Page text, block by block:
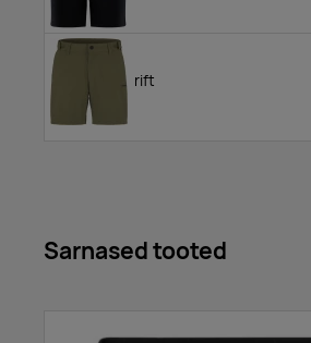
rift
Sarnased tooted